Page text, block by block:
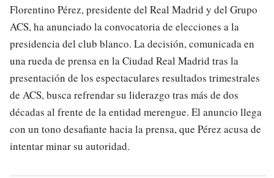
Florentino Pérez, presidente del Real Madrid y del Grupo
ACS, ha anunciado la convocatoria de elecciones a la
presidencia del club blanco. La decisión, comunicada en
una rueda de prensa en la Ciudad Real Madrid tras la
presentación de los espectaculares resultados trimestrales
de ACS, busca refrendar su liderazgo tras más de dos
décadas al frente de la entidad merengue. El anuncio llega
con un tono desafiante hacia la prensa, que Pérez acusa de
intentar minar su autoridad.